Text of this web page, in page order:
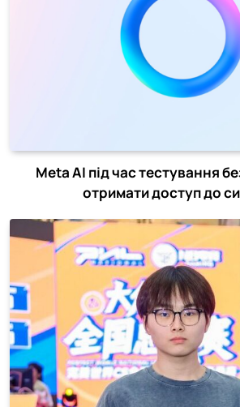
Meta AI під час тестування
отримати доступ до